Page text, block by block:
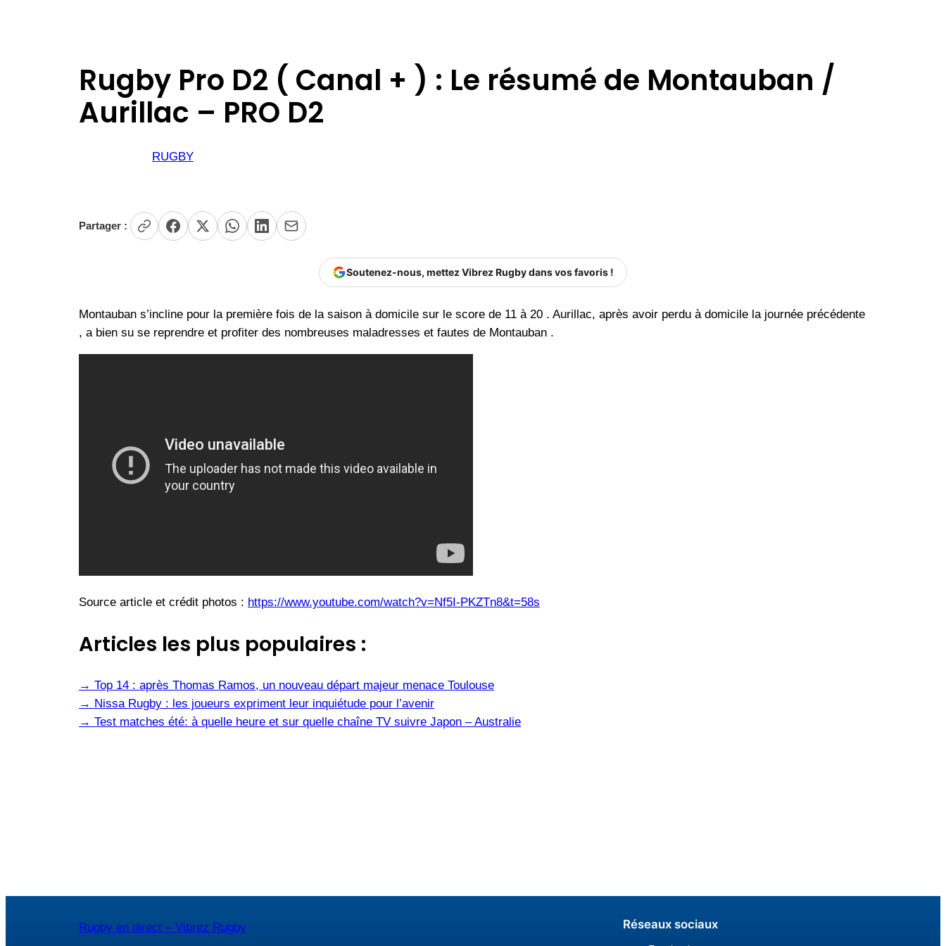
Rugby Pro D2 ( Canal + ) : Le résumé de Montauban /
Aurillac – PRO D2
RUGBY
Partager :
Soutenez-nous, mettez Vibrez Rugby dans vos favoris !
Montauban s’incline pour la première fois de la saison à domicile sur le score de 11 à 20 . Aurillac, après avoir perdu à domicile la journée précédente
, a bien su se reprendre et profiter des nombreuses maladresses et fautes de Montauban .
Source article et crédit photos : https://www.youtube.com/watch?v=Nf5I-PKZTn8&t=58s
Articles les plus populaires :
→ Top 14 : après Thomas Ramos, un nouveau départ majeur menace Toulouse
→ Nissa Rugby : les joueurs expriment leur inquiétude pour l’avenir
→ Test matches été: à quelle heure et sur quelle chaîne TV suivre Japon – Australie
Rugby en direct – Vibrez Rugby Réseaux sociaux